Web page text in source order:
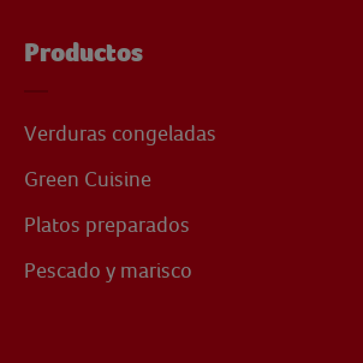
Productos
Verduras congeladas
Green Cuisine
Platos preparados
Pescado y marisco